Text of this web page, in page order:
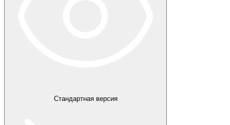
Стандартная версия